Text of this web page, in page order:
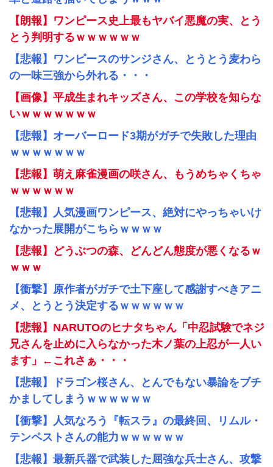
【朗報】ワンピース史上最もヤバイ悪魔の実、とう
とう判明するｗｗｗｗｗｗ
【悲報】ワンピースのサンジさん、とうとう麦わら
の一味三強から外れる・・・
【画像】平成生まれキッズさん、この学校を知らな
いｗｗｗｗｗｗｗ
【悲報】オーバーロード3期がガチで失敗した理由
ｗｗｗｗｗｗｗ
【悲報】萌え麻雀漫画の咲さん、もうめちゃくちゃ
ｗｗｗｗｗｗ
【悲報】人気漫画ワンピース、絶対にやっちゃいけ
なかった展開がこちらｗｗｗｗ
【悲報】どうぶつの森、どんどん態度が悪くなるｗ
ｗｗｗ
【衝撃】原作者がガチで土下座して感謝すべきアニ
メ、とうとう決定するｗｗｗｗｗｗ
【悲報】NARUTOのヒナタちゃん「中忍試験でネジ
兄さんを止めに入らなかった木ノ葉の上忍が一人い
ます」←これさぁ・・・
【悲報】ドラゴン桜さん、とんでもない暴論をブチ
かましてしまうｗｗｗｗｗｗ
【衝撃】人気なろう『転スラ』の最終回、リムル・
テンペストさんの能力ｗｗｗｗｗｗ
【悲報】最新兵器で武装した屈強な兵士さん、攻撃